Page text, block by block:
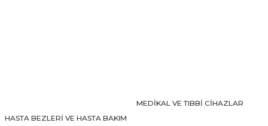
HASTA BEZLERİ VE HASTA BAKIM
MEDİKAL VE TIBBİ CİHAZLAR